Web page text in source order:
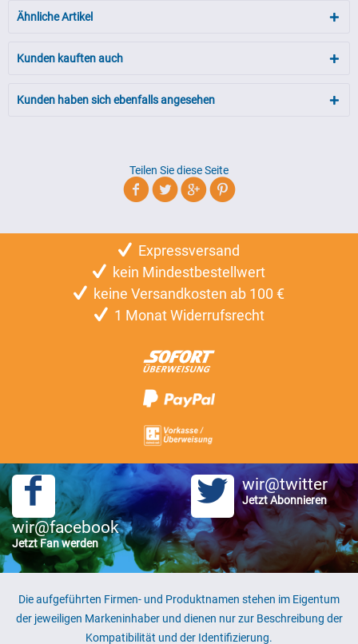
Ähnliche Artikel
Kunden kauften auch
Kunden haben sich ebenfalls angesehen
Teilen Sie diese Seite
Expressversand
kein Mindestbestellwert
keine Versandkosten ab 100 €
1 Monat Widerrufsrecht
wir@facebook
Jetzt Fan werden
wir@twitter
Jetzt Abonnieren
Die aufgeführten Firmen- und Produktnamen stehen im Eigentum
der jeweiligen Markeninhaber und dienen nur zur Beschreibung der
Kompatibilität und der Identifizierung.